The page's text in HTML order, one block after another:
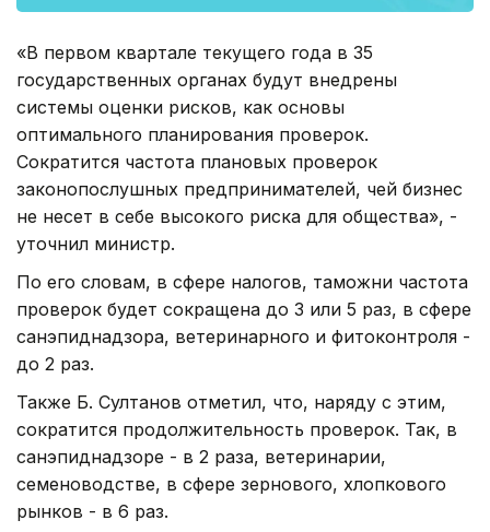
«В первом квартале текущего года в 35
государственных органах будут внедрены
системы оценки рисков, как основы
оптимального планирования проверок.
Сократится частота плановых проверок
законопослушных предпринимателей, чей бизнес
не несет в себе высокого риска для общества», -
уточнил министр.
По его словам, в сфере налогов, таможни частота
проверок будет сокращена до 3 или 5 раз, в сфере
санэпиднадзора, ветеринарного и фитоконтроля -
до 2 раз.
Также Б. Султанов отметил, что, наряду с этим,
сократится продолжительность проверок. Так, в
санэпиднадзоре - в 2 раза, ветеринарии,
семеноводстве, в сфере зернового, хлопкового
рынков - в 6 раз.